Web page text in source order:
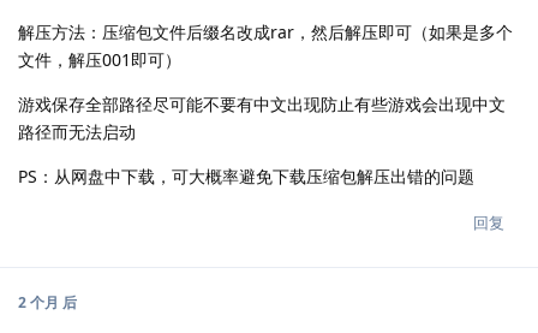
解压方法：压缩包文件后缀名改成rar，然后解压即可（如果是多个
文件，解压001即可）
游戏保存全部路径尽可能不要有中文出现防止有些游戏会出现中文
路径而无法启动
PS：从网盘中下载，可大概率避免下载压缩包解压出错的问题
回复
2 个月 后